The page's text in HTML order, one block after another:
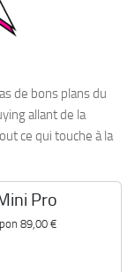
de bons plans du
allant de la
ce qui touche à la
Pro
89,00 €